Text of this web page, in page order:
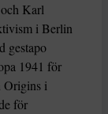
Karl
i Berlin
gestapo
1941 för
Origins i
för